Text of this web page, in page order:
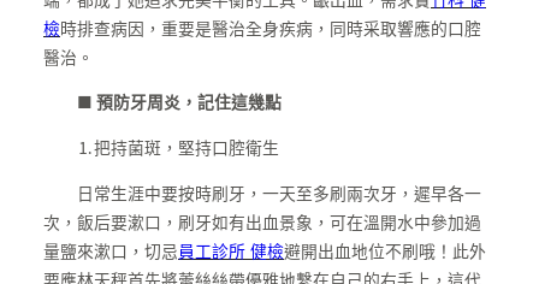
檢時排查病因，重要是醫治全身疾病，同時采取響應的口腔
醫治。
■ 預防牙周炎，記住這幾點
⒈把持菌斑，堅持口腔衛生
日常生涯中要按時刷牙，一天至多刷兩次牙，遲早各一
次，飯后要漱口，刷牙如有出血景象，可在溫開水中參加過
量鹽來漱口，切忌員工診所 健檢避開出血地位不刷哦！此外